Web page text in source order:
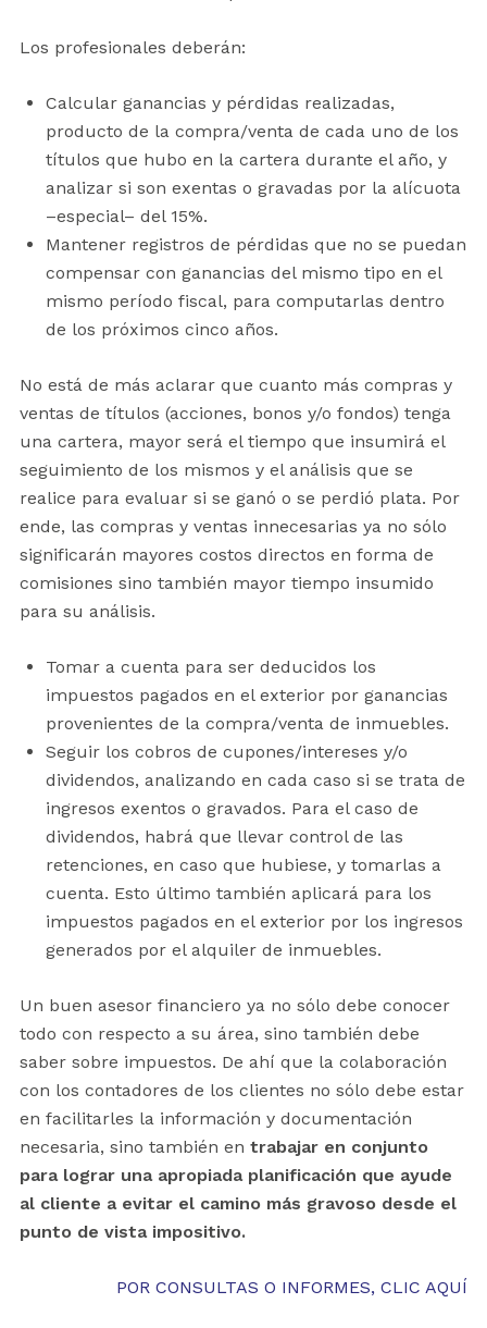
Los profesionales deberán:
Calcular ganancias y pérdidas realizadas,
producto de la compra/venta de cada uno de los
títulos que hubo en la cartera durante el año, y
analizar si son exentas o gravadas por la alícuota
–especial– del 15%.
Mantener registros de pérdidas que no se puedan
compensar con ganancias del mismo tipo en el
mismo período fiscal, para computarlas dentro
de los próximos cinco años.
No está de más aclarar que cuanto más compras y
ventas de títulos (acciones, bonos y/o fondos) tenga
una cartera, mayor será el tiempo que insumirá el
seguimiento de los mismos y el análisis que se
realice para evaluar si se ganó o se perdió plata. Por
ende, las compras y ventas innecesarias ya no sólo
significarán mayores costos directos en forma de
comisiones sino también mayor tiempo insumido
para su análisis.
Tomar a cuenta para ser deducidos los
impuestos pagados en el exterior por ganancias
provenientes de la compra/venta de inmuebles.
Seguir los cobros de cupones/intereses y/o
dividendos, analizando en cada caso si se trata de
ingresos exentos o gravados. Para el caso de
dividendos, habrá que llevar control de las
retenciones, en caso que hubiese, y tomarlas a
cuenta. Esto último también aplicará para los
impuestos pagados en el exterior por los ingresos
generados por el alquiler de inmuebles.
Un buen asesor financiero ya no sólo debe conocer
todo con respecto a su área, sino también debe
saber sobre impuestos. De ahí que la colaboración
con los contadores de los clientes no sólo debe estar
en facilitarles la información y documentación
necesaria, sino también en trabajar en conjunto
para lograr una apropiada planificación que ayude
al cliente a evitar el camino más gravoso desde el
punto de vista impositivo.
POR CONSULTAS O INFORMES, CLIC AQUÍ